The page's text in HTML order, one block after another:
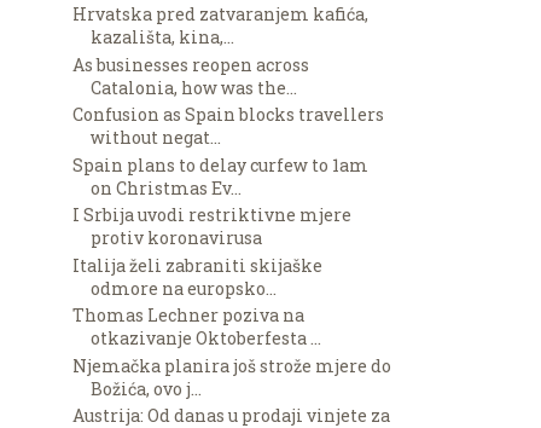
Hrvatska pred zatvaranjem kafića,
kazališta, kina,...
As businesses reopen across
Catalonia, how was the...
Confusion as Spain blocks travellers
without negat...
Spain plans to delay curfew to 1am
on Christmas Ev...
I Srbija uvodi restriktivne mjere
protiv koronavirusa
Italija želi zabraniti skijaške
odmore na europsko...
Thomas Lechner poziva na
otkazivanje Oktoberfesta ...
Njemačka planira još strože mjere do
Božića, ovo j...
Austrija: Od danas u prodaji vinjete za